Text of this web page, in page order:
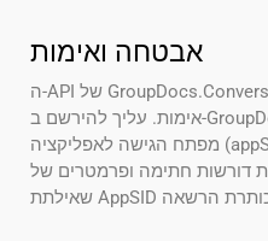
אבטחה ואימות
ה-API של GroupDocs.Conversion Cloud מאובטח ודורש
אימות. עליך להירשם ב-GroupDocs Cloud ולקבל את מזהה
מפתח הגישה לאפליקציה (appSID) ומפתח הגישה הסודי של
דורשות חתימה ופרמטרים של